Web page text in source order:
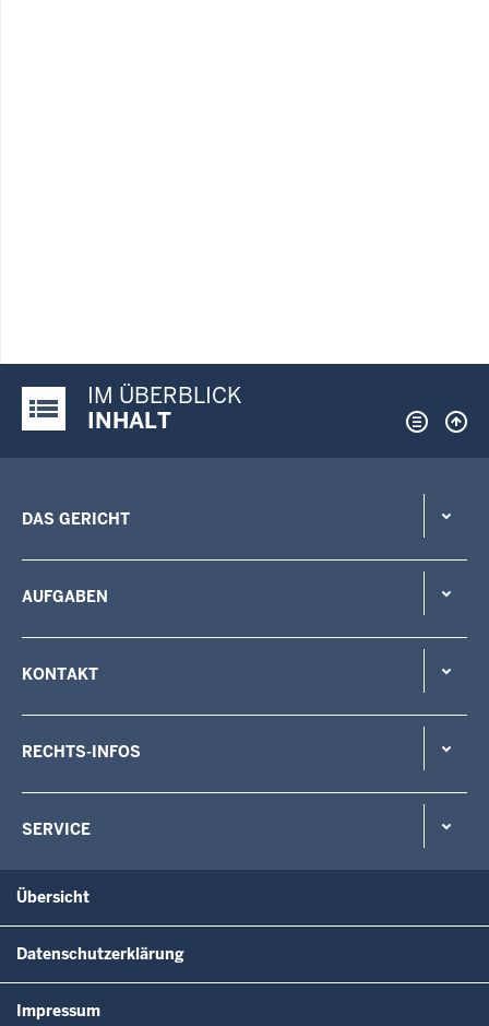
Justiz-Portal im Überblick:
IM ÜBERBLICK
INHALT
DAS GERICHT
AUFGABEN
KONTAKT
RECHTS-INFOS
SERVICE
Übersicht
Datenschutzerklärung
Impressum